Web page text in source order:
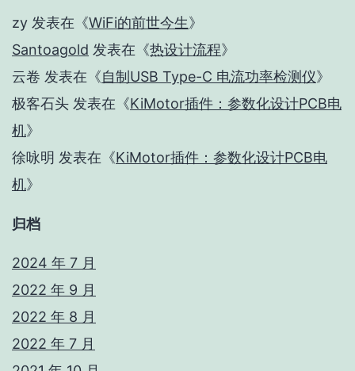
zy 发表在《WiFi的前世今生》
Santoagold 发表在《热设计流程》
云卷 发表在《自制USB Type-C 电流功率检测仪》
极客石头 发表在《KiMotor插件：参数化设计PCB电
机》
徐咏明 发表在《KiMotor插件：参数化设计PCB电
机》
归档
2024 年 7 月
2022 年 9 月
2022 年 8 月
2022 年 7 月